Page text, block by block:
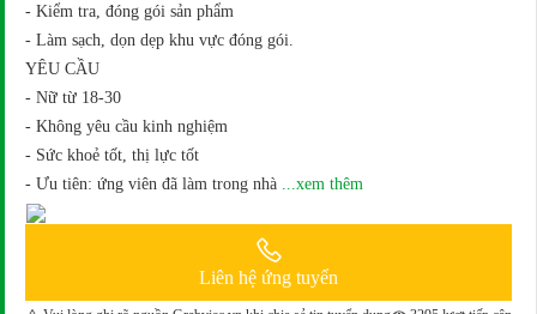
- Kiểm tra, đóng gói sản phẩm
- Làm sạch, dọn dẹp khu vực đóng gói.
YÊU CẦU
- Nữ từ 18-30
- Không yêu cầu kinh nghiệm
- Sức khoẻ tốt, thị lực tốt
- Ưu tiên: ứng viên đã làm trong nhà
...xem thêm
Liên hệ ứng tuyển